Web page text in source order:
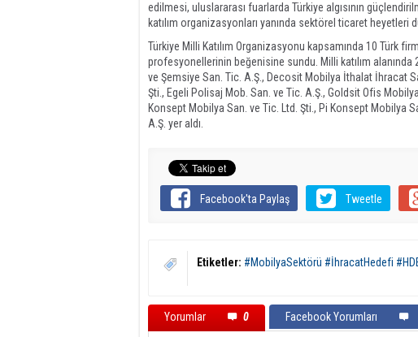
edilmesi, uluslararası fuarlarda Türkiye algısının
katılım organizasyonları yanında sektörel ticaret heyetleri
Türkiye Milli Katılım Organizasyonu kapsamında 10 Türk
profesyonellerinin beğenisine sundu. Milli katılım
ve Şemsiye San. Tic. A.Ş., Decosit Mobilya İthalat İhracat
Şti., Egeli Polisaj Mob. San. ve Tic. A.Ş., Goldsit Ofis
Konsept Mobilya San. ve Tic. Ltd. Şti., Pi Konsept Mobilya
A.Ş. yer aldı.
Facebook'ta Paylaş Tweetle
Etiketler: #MobilyaSektörü #İhracatHedefi
Yorumlar 0 Facebook Yorumları